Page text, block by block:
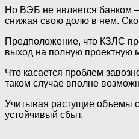
Но ВЭБ не является банком —
снижая свою долю в нем.
Предположение, что КЗЛС
выход на полную проектную
Что касается проблем
таком случае вполне
Учитывая растущие объемы
устойчивый сбыт.